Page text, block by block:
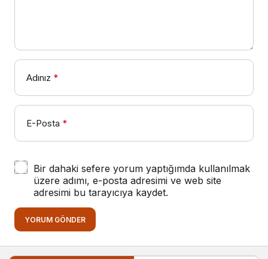
Adınız *
E-Posta *
Bir dahaki sefere yorum yaptığımda kullanılmak
üzere adımı, e-posta adresimi ve web site
adresimi bu tarayıcıya kaydet.
YORUM GÖNDER